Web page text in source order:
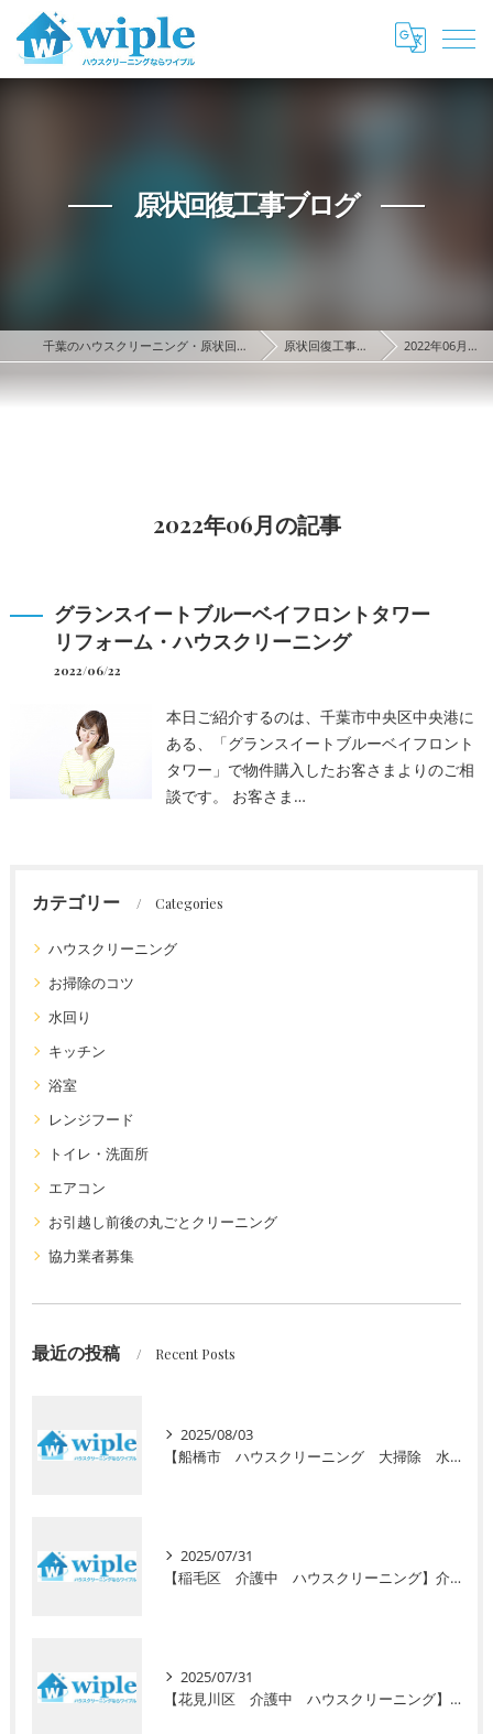
原状回復工事ブログ
千葉のハウスクリーニング・原状回復ならwiple 原状回復工事ブログ 2022年06月の記事
2022年06月の記事
グランスイートブルーベイフロントタワー
リフォーム・ハウスクリーニング
2022/06/22
本日ご紹介するのは、千葉市中央区中央港に
ある、「グランスイートブルーベイフロント
タワー」で物件購入したお客さまよりのご相
談です。 お客さま…
カテゴリー Categories
ハウスクリーニング
お掃除のコツ
水回り
キッチン
浴室
レンジフード
トイレ・洗面所
エアコン
お引越し前後の丸ごとクリーニング
協力業者募集
最近の投稿 Recent Posts
2025/08/03
【船橋市 ハウスクリーニング 大掃除 水回り】高齢者向けの定期清掃サービスをご紹介！ 初回お試し半額キャンペーン実施中
2025/07/31
【稲毛区 介護中 ハウスクリーニング】介護で忙しいあなたに初回お試し半額キャンペーン！安心の高齢者専門サービスで毎日の暮らしをサポート
2025/07/31
【花見川区 介護中 ハウスクリーニング】介護で忙しいあなたへ。初回半額キャンペーンで水回りのプロ清掃を体験しませんか？